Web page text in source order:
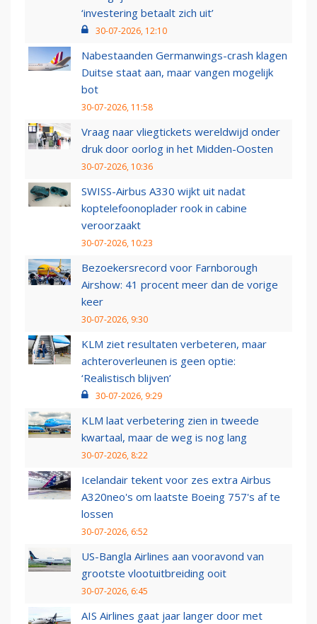
‘investering betaalt zich uit’
30-07-2026, 12:10
Nabestaanden Germanwings-crash klagen
Duitse staat aan, maar vangen mogelijk
bot
30-07-2026, 11:58
Vraag naar vliegtickets wereldwijd onder
druk door oorlog in het Midden-Oosten
30-07-2026, 10:36
SWISS-Airbus A330 wijkt uit nadat
koptelefoonoplader rook in cabine
veroorzaakt
30-07-2026, 10:23
Bezoekersrecord voor Farnborough
Airshow: 41 procent meer dan de vorige
keer
30-07-2026, 9:30
KLM ziet resultaten verbeteren, maar
achteroverleunen is geen optie:
‘Realistisch blijven’
30-07-2026, 9:29
KLM laat verbetering zien in tweede
kwartaal, maar de weg is nog lang
30-07-2026, 8:22
Icelandair tekent voor zes extra Airbus
A320neo's om laatste Boeing 757's af te
lossen
30-07-2026, 6:52
US-Bangla Airlines aan vooravond van
grootste vlootuitbreiding ooit
30-07-2026, 6:45
AIS Airlines gaat jaar langer door met